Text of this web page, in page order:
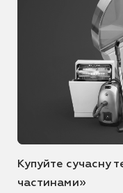
Купуйте сучасну
частинами»